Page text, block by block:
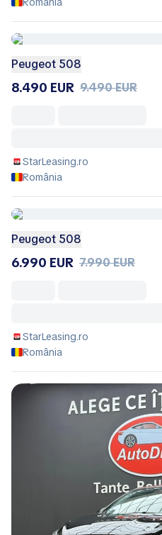
Peugeot 508
8.490 EUR 9.490 EUR
StarLeasing.ro
România
Peugeot 508
6.990 EUR 7.990 EUR
StarLeasing.ro
România